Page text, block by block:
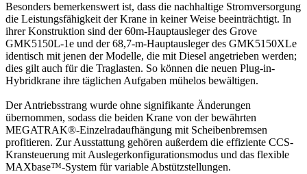
Besonders bemerkenswert ist, dass die nachhaltige Stromversorgung
die Leistungsfähigkeit der Krane in keiner Weise beeinträchtigt. In
ihrer Konstruktion sind der 60m-Hauptausleger des Grove
GMK5150L-1e und der 68,7-m-Hauptausleger des GMK5150XLe
identisch mit jenen der Modelle, die mit Diesel angetrieben werden;
dies gilt auch für die Traglasten. So können die neuen Plug-in-
Hybridkrane ihre täglichen Aufgaben mühelos bewältigen.
Der Antriebsstrang wurde ohne signifikante Änderungen
übernommen, sodass die beiden Krane von der bewährten
MEGATRAK®-Einzelradaufhängung mit Scheibenbremsen
profitieren. Zur Ausstattung gehören außerdem die effiziente CCS-
Kransteuerung mit Auslegerkonfigurationsmodus und das flexible
MAXbase™-System für variable Abstützstellungen.